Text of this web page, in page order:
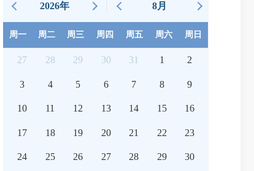
2026年 8月
周一 周二 周三 周四 周五 周六 周日
27 28 29 30 31 1 2
3 4 5 6 7 8 9
10 11 12 13 14 15 16
17 18 19 20 21 22 23
24 25 26 27 28 29 30